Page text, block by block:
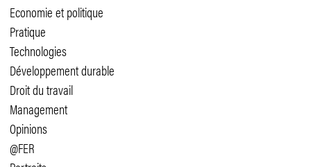
Economie et politique
Pratique
Technologies
Développement durable
Droit du travail
Management
Opinions
@FER